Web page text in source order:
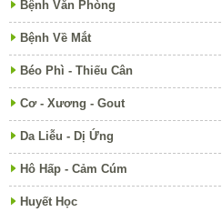
Bệnh Văn Phòng
Bệnh Về Mắt
Béo Phì - Thiếu Cân
Cơ - Xương - Gout
Da Liễu - Dị Ứng
Hô Hấp - Cảm Cúm
Huyết Học